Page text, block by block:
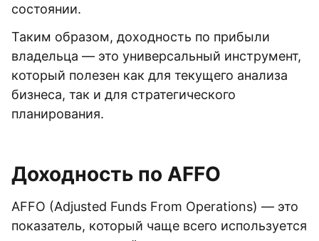
состоянии.
Таким образом, доходность по прибыли
владельца — это универсальный инструмент,
который полезен как для текущего анализа
бизнеса, так и для стратегического
планирования.
Доходность по AFFO
AFFO (Adjusted Funds From Operations) — это
показатель, который чаще всего используется